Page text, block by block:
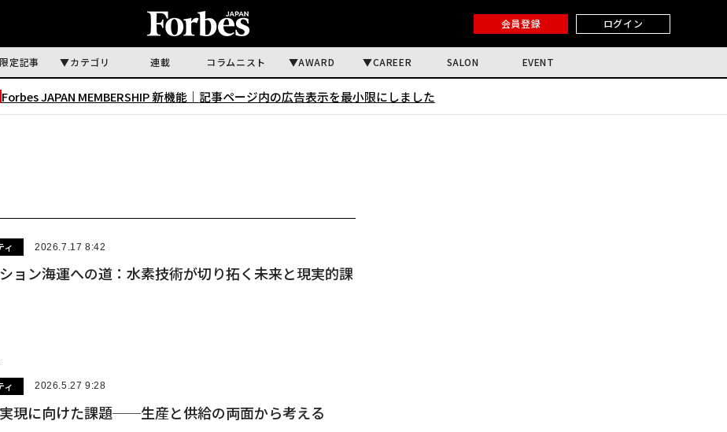
会員登録 ログイン
定記事 カテゴリ 連載 コラムニスト AWARD CAREER SALON EVENT
Forbes JAPAN MEMBERSHIP 新機能｜ 記事ページ内の広告表示を最小限にしました
ィ 2026.7.17 8:42
ョン海運への道：水素技術が切り拓く未来と現実的課
ィ 2026.5.27 9:28
現に向けた課題──生産と供給の両面から考える